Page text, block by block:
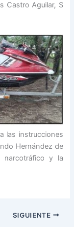
Castro Aguilar, S
las instrucciones
Hernández de
y la
SIGUIENTE